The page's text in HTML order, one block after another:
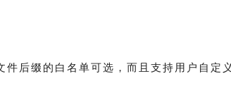
后缀的白名单可选，而且支持用户自定